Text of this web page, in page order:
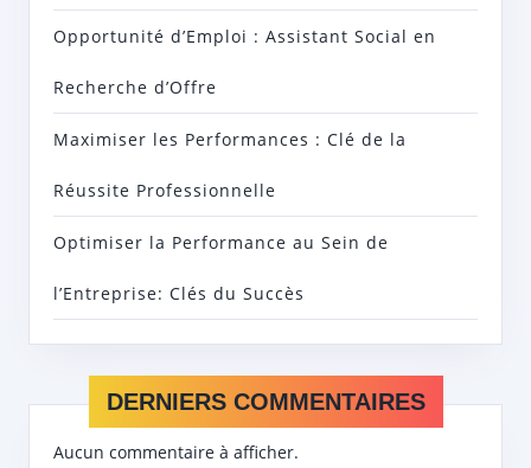
Opportunité d’Emploi : Assistant Social en
Recherche d’Offre
Maximiser les Performances : Clé de la
Réussite Professionnelle
Optimiser la Performance au Sein de
l’Entreprise: Clés du Succès
DERNIERS COMMENTAIRES
Aucun commentaire à afficher.